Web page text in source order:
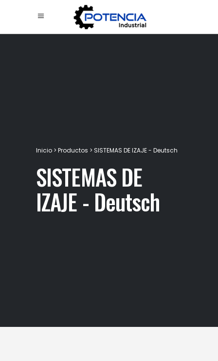
Inicio > Productos > SISTEMAS DE IZAJE - Deutsch
SISTEMAS DE
IZAJE - Deutsch